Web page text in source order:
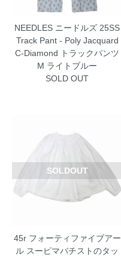
NEEDLES ニードルズ 25SS
Track Pant - Poly Jacquard
C-Diamond トラックパンツ
M ライトブルー
SOLD OUT
SOLDOUT
45r フォーティファイブアー
ル スーピマバチストのタッ